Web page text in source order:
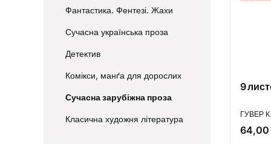
Фантастика. Фентезі. Жахи
Сучасна українська проза
Детектив
Комікси, манґа для дорослих
Сучасна зарубіжна проза
Класична художня література
9
ГУВЕР
Цена
64,00